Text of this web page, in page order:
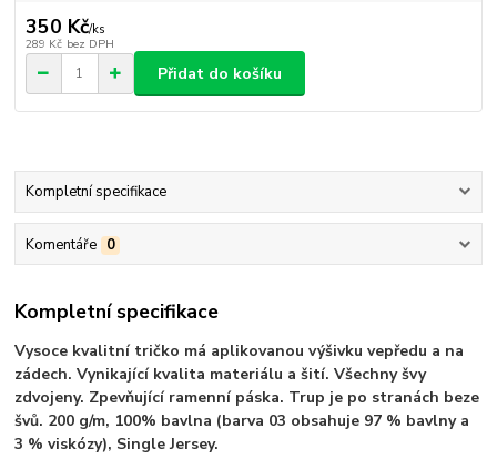
350 Kč/ks
289 Kč bez DPH
Přidat do košíku
Kompletní specifikace
Komentáře 0
Kompletní specifikace
Vysoce kvalitní tričko má aplikovanou výšivku vepředu a na
zádech. Vynikající kvalita materiálu a šití. Všechny švy
zdvojeny. Zpevňující ramenní páska. Trup je po stranách beze
švů. 200 g/m, 100% bavlna (barva 03 obsahuje 97 % bavlny a
3 % viskózy), Single Jersey.